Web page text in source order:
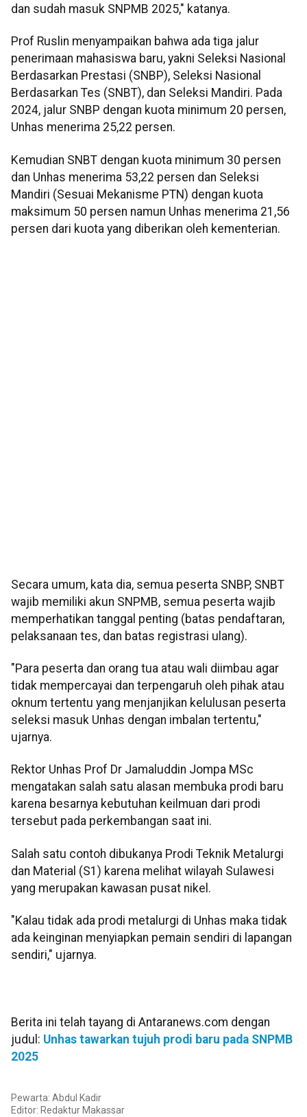
dan sudah masuk SNPMB 2025," katanya.
Prof Ruslin menyampaikan bahwa ada tiga jalur
penerimaan mahasiswa baru, yakni Seleksi Nasional
Berdasarkan Prestasi (SNBP), Seleksi Nasional
Berdasarkan Tes (SNBT), dan Seleksi Mandiri. Pada
2024, jalur SNBP dengan kuota minimum 20 persen,
Unhas menerima 25,22 persen.
Kemudian SNBT dengan kuota minimum 30 persen
dan Unhas menerima 53,22 persen dan Seleksi
Mandiri (Sesuai Mekanisme PTN) dengan kuota
maksimum 50 persen namun Unhas menerima 21,56
persen dari kuota yang diberikan oleh kementerian.
Secara umum, kata dia, semua peserta SNBP, SNBT
wajib memiliki akun SNPMB, semua peserta wajib
memperhatikan tanggal penting (batas pendaftaran,
pelaksanaan tes, dan batas registrasi ulang).
"Para peserta dan orang tua atau wali diimbau agar
tidak mempercayai dan terpengaruh oleh pihak atau
oknum tertentu yang menjanjikan kelulusan peserta
seleksi masuk Unhas dengan imbalan tertentu,"
ujarnya.
Rektor Unhas Prof Dr Jamaluddin Jompa MSc
mengatakan salah satu alasan membuka prodi baru
karena besarnya kebutuhan keilmuan dari prodi
tersebut pada perkembangan saat ini.
Salah satu contoh dibukanya Prodi Teknik Metalurgi
dan Material (S1) karena melihat wilayah Sulawesi
yang merupakan kawasan pusat nikel.
"Kalau tidak ada prodi metalurgi di Unhas maka tidak
ada keinginan menyiapkan pemain sendiri di lapangan
sendiri," ujarnya.
Berita ini telah tayang di Antaranews.com dengan
judul: Unhas tawarkan tujuh prodi baru pada SNPMB
2025
Pewarta: Abdul Kadir
Editor: Redaktur Makassar